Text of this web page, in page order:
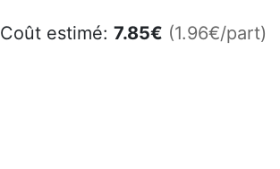
Coût estimé: 7.85€ (1.96€/part)